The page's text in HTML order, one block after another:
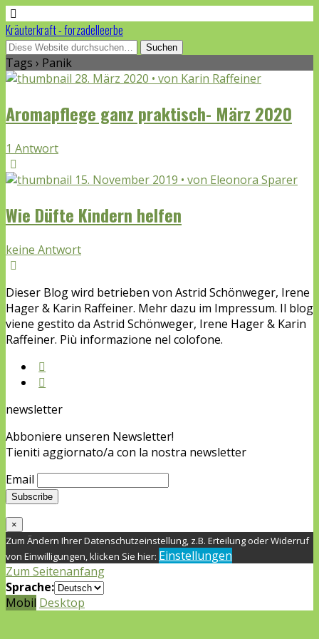
Kräuterkraft - forzadelleerbe
Tags › Panik
28. März 2020 • von Karin Raffeiner
Aromapflege ganz praktisch- März 2020
1 Antwort
15. November 2019 • von Eleonora Sparer
Wie Düfte Kindern helfen
keine Antwort
Dieser Blog wird betrieben von Astrid Schönweger, Irene
Hager & Karin Raffeiner. Mehr dazu im Impressum. Il blog
viene gestito da Astrid Schönweger, Irene Hager & Karin
Raffeiner. Più informazione nel colofone.
newsletter
Abboniere unseren Newsletter!
Tieniti aggiornato/a con la nostra newsletter
Email
×
Zum Ändern Ihrer Datenschutzeinstellung, z.B. Erteilung oder Widerruf
von Einwilligungen, klicken Sie hier: Einstellungen
Zum Seitenanfang
Sprache:
Mobil Desktop